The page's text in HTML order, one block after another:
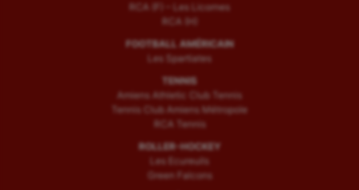
RCA (F) – Les Licornes
RCA (H)
FOOTBALL AMÉRICAIN
Les Spartiates
TENNIS
Amiens Athletic Club Tennis
Tennis Club Amiens Métropole
RCA Tennis
ROLLER-HOCKEY
Les Ecureuils
Green Falcons